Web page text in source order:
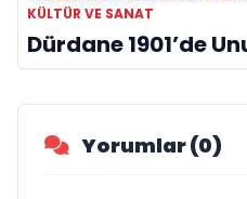
KÜLTÜR VE SANAT
Dürdane 1901’de
Yorumlar (0)